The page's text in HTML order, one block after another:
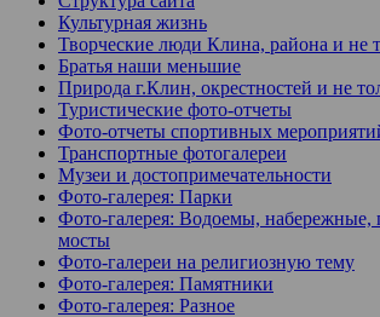
Культурная жизнь
Творческие люди Клина, района и не
Братья наши меньшие
Природа г.Клин, окрестностей и не
Туристические фото-отчеты
Фото-отчеты спортивных
Транспортные фотогалереи
Музеи и достопримечательности
Фото-галерея: Парки
Фото-галерея: Водоемы,
мосты
Фото-галереи на религиозную тему
Фото-галерея: Памятники
Фото-галерея: Разное